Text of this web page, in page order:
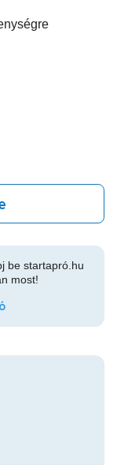
be startapró.hu
most!